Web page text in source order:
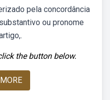
pela concordância
ou pronome
the button below.